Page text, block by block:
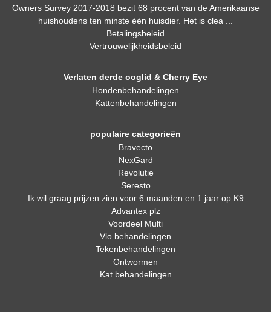
Owners Survey 2017-2018 bezit 68 procent van de Amerikaanse
huishoudens ten minste één huisdier. Het is clea ...
Betalingsbeleid
Vertrouwelijkheidsbeleid
Verlaten derde ooglid & Cherry Eye
Hondenbehandelingen
Kattenbehandelingen
populaire categorieën
Bravecto
NexGard
Revolutie
Seresto
Ik wil graag prijzen zien voor 6 maanden en 1 jaar op K9
Advantex plz
Voordeel Multi
Vlo behandelingen
Tekenbehandelingen
Ontwormen
Kat behandelingen